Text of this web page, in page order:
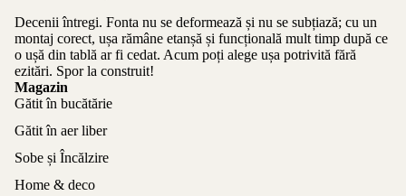
Decenii întregi. Fonta nu se deformează și nu se subțiază; cu un
montaj corect, ușa rămâne etanșă și funcțională mult timp după ce
o ușă din tablă ar fi cedat. Acum poți alege ușa potrivită fără
ezitări. Spor la construit!
Magazin
Gătit în bucătărie
Gătit în aer liber
Sobe și Încălzire
Home & deco